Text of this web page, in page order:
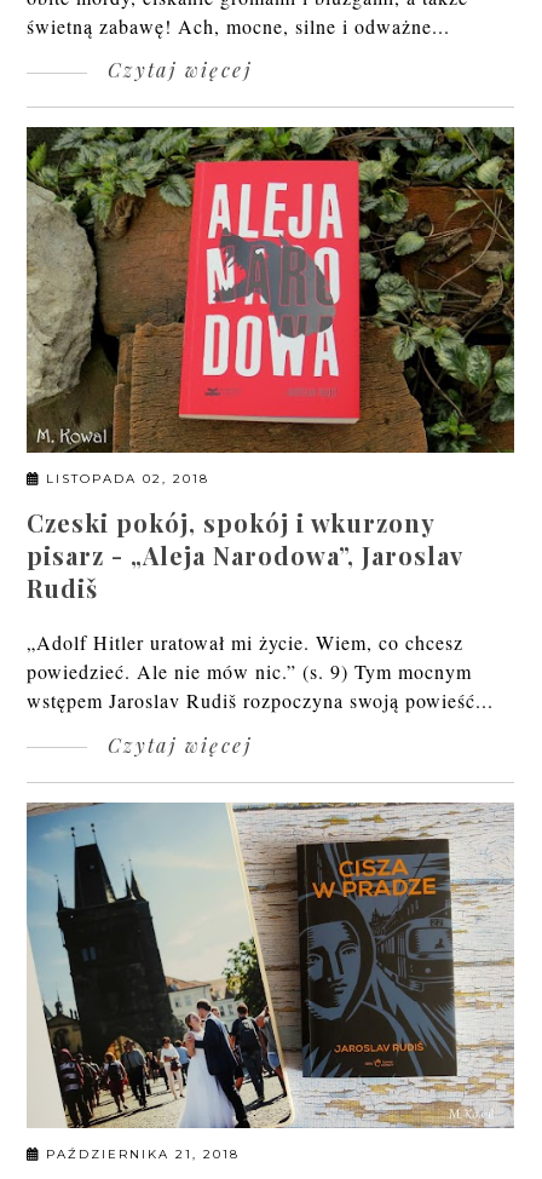
świetną zabawę! Ach, mocne, silne i odważne...
Czytaj więcej
LISTOPADA 02, 2018
Czeski pokój, spokój i wkurzony
pisarz - „Aleja Narodowa”, Jaroslav
Rudiš
„Adolf Hitler uratował mi życie. Wiem, co chcesz
powiedzieć. Ale nie mów nic.” (s. 9) Tym mocnym
wstępem Jaroslav Rudiš rozpoczyna swoją powieść...
Czytaj więcej
PAŹDZIERNIKA 21, 2018